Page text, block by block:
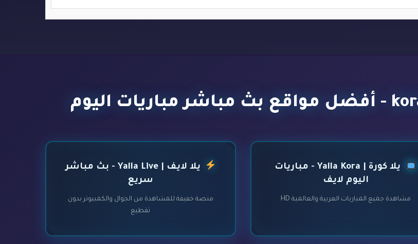
يلا كورة | Yalla Kora - مباريات
اليوم لايف
مشاهدة جميع المباريات العربية والعالمية HD
يلا لايف | Yalla Live - بث مباشر
سريع
منصة خفيفة للمشاهدة من الجوال والكمبيوتر بدون
تقطيع